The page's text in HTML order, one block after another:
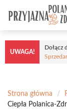
treści
UWAGA!
Dołącz
Strona główna /
Ciepła Polanica-